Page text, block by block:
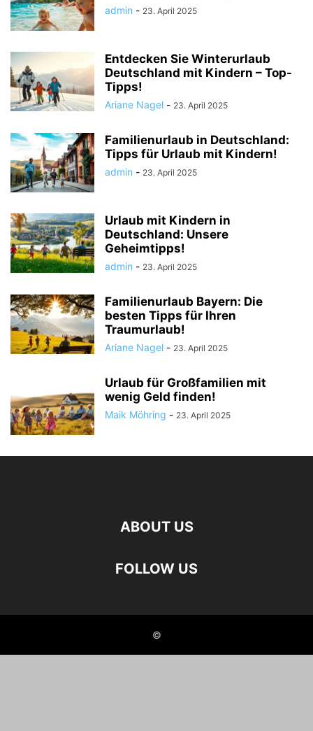
admin - 23. April 2025
Entdecken Sie Winterurlaub
Deutschland mit Kindern – Top-
Tipps!
Ariane Nagel - 23. April 2025
Familienurlaub in Deutschland:
Tipps für Urlaub mit Kindern!
admin - 23. April 2025
Urlaub mit Kindern in
Deutschland: Unsere
Geheimtipps!
admin - 23. April 2025
Familienurlaub Bayern: Die
besten Tipps für Ihren
Traumurlaub!
Ariane Nagel - 23. April 2025
Urlaub für Großfamilien mit
wenig Geld finden!
Maik Möhring - 23. April 2025
ABOUT US
FOLLOW US
©